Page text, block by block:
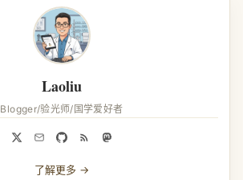
Laoliu
Blogger/验光师/国学爱好者
了解更多 →